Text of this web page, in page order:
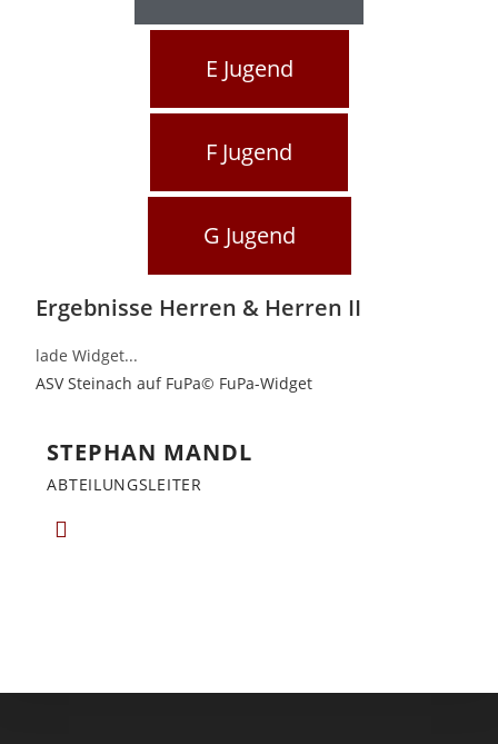
E Jugend
F Jugend
G Jugend
Ergebnisse Herren & Herren II
lade Widget...
ASV Steinach auf FuPa© FuPa-Widget
STEPHAN MANDL
ABTEILUNGSLEITER